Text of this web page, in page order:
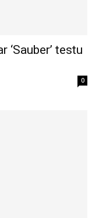
‘Sauber’ testu
0